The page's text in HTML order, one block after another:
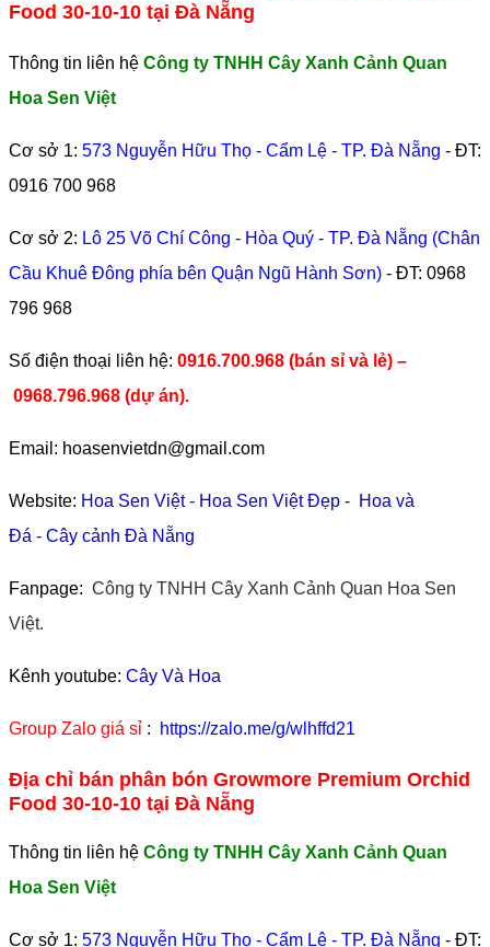
Food 30-10-10 tại Đà Nẵng
Thông tin liên hệ Công ty TNHH Cây Xanh Cảnh Quan
Hoa Sen Việt
Cơ sở 1: 573 Nguyễn Hữu Thọ - Cẩm Lệ - TP. Đà Nẵng - ĐT:
0916 700 968
Cơ sở 2: Lô 25 Võ Chí Công - Hòa Quý - TP. Đà Nẵng (Chân
Cầu Khuê Đông phía bên Quận Ngũ Hành Sơn) - ĐT: 0968
796 968
​Số điện thoại liên hệ: 0916.700.968 (bán sỉ và lẻ) –
0968.796.968 (dự án).
Email: hoasenvietdn@gmail.com
Website: Hoa Sen Việt- Hoa Sen Việt Đẹp - Hoa và
Đá - Cây cảnh Đà Nẵng
Fanpage: Công ty TNHH Cây Xanh Cảnh Quan Hoa Sen
Việt.
Kênh youtube: Cây Và Hoa
Group Zalo giá sỉ : https://zalo.me/g/wlhffd21
Địa chỉ bán phân bón Growmore Premium Orchid
Food 30-10-10 tại Đà Nẵng
Thông tin liên hệ Công ty TNHH Cây Xanh Cảnh Quan
Hoa Sen Việt
Cơ sở 1: 573 Nguyễn Hữu Thọ - Cẩm Lệ - TP. Đà Nẵng - ĐT: